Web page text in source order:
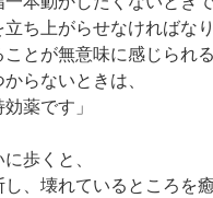
ち上がらせなければなり
とが無意味に感じられる
らないときは、
薬です」
歩くと、
、壊れているところを